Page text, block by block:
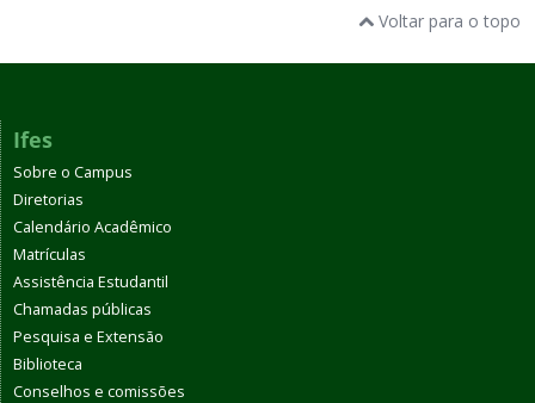
Voltar para o topo
Ifes
Sobre o Campus
Diretorias
Calendário Acadêmico
Matrículas
Assistência Estudantil
Chamadas públicas
Pesquisa e Extensão
Biblioteca
Conselhos e comissões